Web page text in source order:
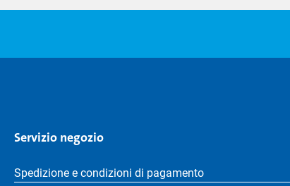
Servizio negozio
Spedizione e condizioni di pagamento